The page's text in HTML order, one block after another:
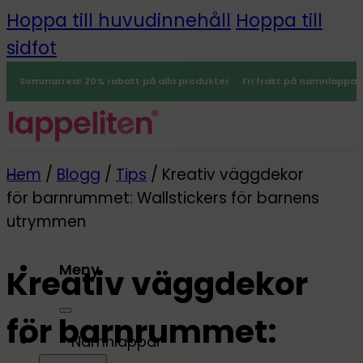
Hoppa till huvudinnehåll Hoppa till
sidfot
Sommarrea! 20% rabatt på alla produkter Fri frakt på namnlappar
Meny
Namnlappar
Hem / Blogg / Tips / Kreativ väggdekor
för barnrummet: Wallstickers för barnens
utrymmen
Kreativ väggdekor
för barnrummet: